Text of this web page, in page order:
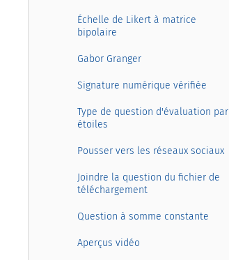
Échelle de Likert à matrice
bipolaire
Gabor Granger
Signature numérique vérifiée
Type de question d'évaluation par
étoiles
Pousser vers les réseaux sociaux
Joindre la question du fichier de
téléchargement
Question à somme constante
Aperçus vidéo